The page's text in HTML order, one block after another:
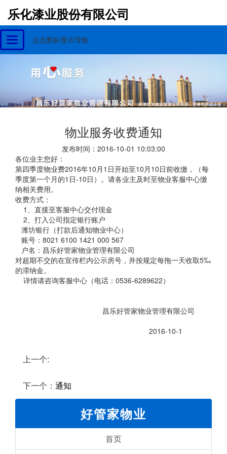
乐化漆业股份有限公司
Toggle
navigation
点击图标显示导航
物业服务收费通知
发布时间：2016-10-01 10:03:00
各位业主您好：
第四季度物业费2016年10月1日开始至10月10日前收缴，（每
季度第一个月的1日-10日）。请各业主及时至物业客服中心缴
纳相关费用。
收费方式：
1、直接至客服中心交付现金
2、打入公司指定银行账户
潍坊银行（打款后通知物业中心）
账号：8021 6100 1421 000 567
户名：昌乐好管家物业管理有限公司
对超期不交的在宣传栏内公示房号，并按规定每拖一天收取5‰
的滞纳金。
详情请咨询客服中心（电话：0536-6289622）
昌乐好管家物业管理有限公司
2016-10-1
上一个:
下一个： 通知
好管家物业
首页